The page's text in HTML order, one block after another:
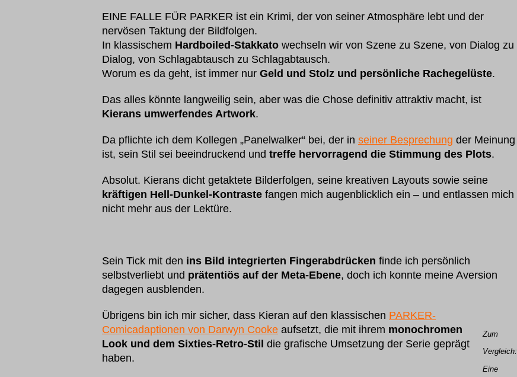
EINE FALLE FÜR PARKER ist ein Krimi, der von seiner Atmosphäre lebt und der
nervösen Taktung der Bildfolgen.
In klassischem Hardboiled-Stakkato wechseln wir von Szene zu Szene, von Dialog zu
Dialog, von Schlagabtausch zu Schlagabtausch.
Worum es da geht, ist immer nur Geld und Stolz und persönliche Rachegelüste.
Das alles könnte langweilig sein, aber was die Chose definitiv attraktiv macht, ist
Kierans umwerfendes Artwork.
Da pflichte ich dem Kollegen „Panelwalker“ bei, der in seiner Besprechung der Meinung
ist, sein Stil sei beeindruckend und treffe hervorragend die Stimmung des Plots.
Absolut. Kierans dicht getaktete Bilderfolgen, seine kreativen Layouts sowie seine
kräftigen Hell-Dunkel-Kontraste fangen mich augenblicklich ein – und entlassen mich
nicht mehr aus der Lektüre.
Sein Tick mit den ins Bild integrierten Fingerabdrücken finde ich persönlich
selbstverliebt und prätentiös auf der Meta-Ebene, doch ich konnte meine Aversion
dagegen ausblenden.
Zum
Vergleich:
Eine
Übrigens bin ich mir sicher, dass Kieran auf den klassischen PARKER-
Comicadaptionen von Darwyn Cooke aufsetzt, die mit ihrem monochromen
Look und dem Sixties-Retro-Stil die grafische Umsetzung der Serie geprägt
haben.